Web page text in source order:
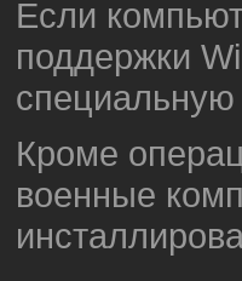
Если
поддержки
Кроме
военные